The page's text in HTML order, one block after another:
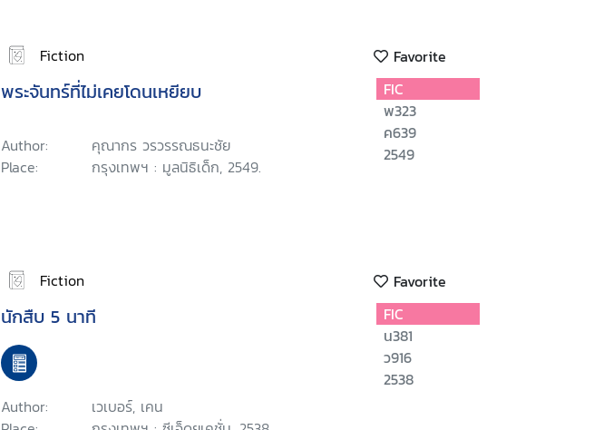
Fiction Favorite
พระจันทร์ที่ไม่เคยโดนเหยียบ
Author:
คุณากร วรวรรณธนะชัย
Place:
กรุงเทพฯ : มูลนิธิเด็ก, 2549.
FIC
พ323
ค639
2549
Fiction Favorite
นักสืบ 5 นาที
Author:
เวเบอร์, เคน
FIC
น381
ว916
2538